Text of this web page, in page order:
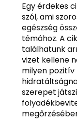
Egy érdekes
szól, ami
egészség
témához. A
találhatunk
vizet kellene
milyen
szerepet